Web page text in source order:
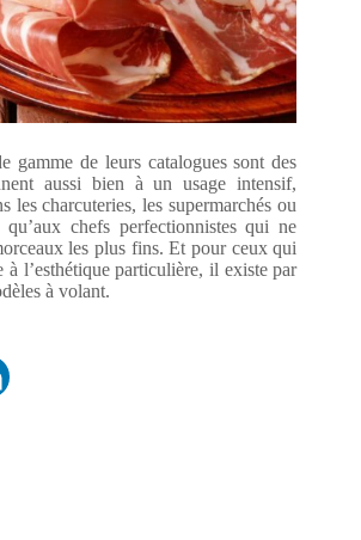
gamme de leurs catalogues sont des
aussi bien à un usage intensif,
les charcuteries, les supermarchés ou
qu’aux chefs perfectionnistes qui ne
les plus fins. Et pour ceux qui
à l’esthétique particulière, il existe par
à volant.